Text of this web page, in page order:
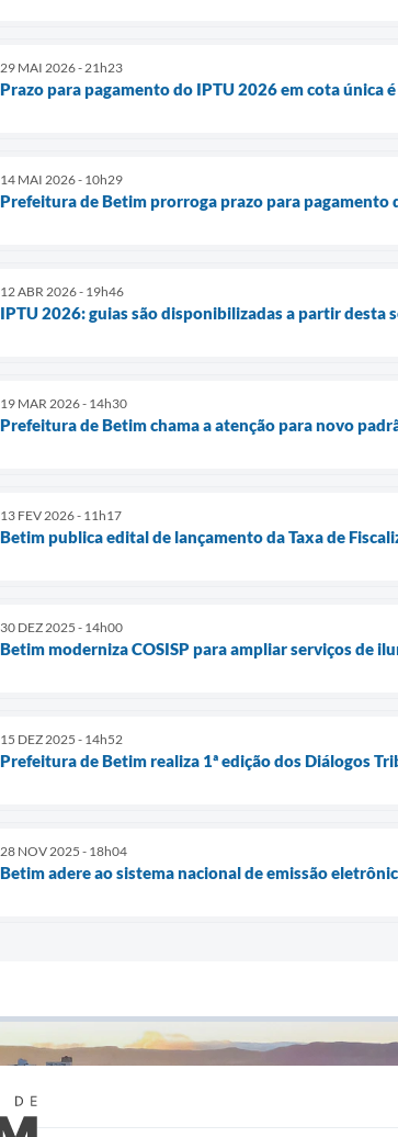
29 MAI 2026 - 21h23
Prazo para pagamento do IPTU 2026 em cota única
14 MAI 2026 - 10h29
Prefeitura de Betim prorroga prazo para
12 ABR 2026 - 19h46
IPTU 2026: guias são disponibilizadas a partir desta
19 MAR 2026 - 14h30
Prefeitura de Betim chama a atenção para novo
13 FEV 2026 - 11h17
Betim publica edital de lançamento da Taxa de
30 DEZ 2025 - 14h00
Betim moderniza COSISP para ampliar serviços de
15 DEZ 2025 - 14h52
Prefeitura de Betim realiza 1ª edição dos Diálogos
28 NOV 2025 - 18h04
Betim adere ao sistema nacional de emissão